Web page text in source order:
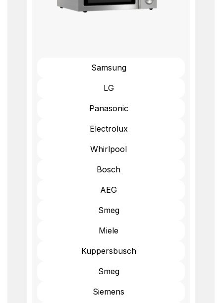
Samsung
LG
Panasonic
Electrolux
Whirlpool
Bosch
AEG
Smeg
Miele
Kuppersbusch
Smeg
Siemens